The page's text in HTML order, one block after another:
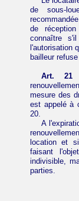
de sous-
de
connaître
l'autorisation
bailleur
Art. 21
mesure des
est appelé à
20.
A
location et
faisant
indivisible,
parties.